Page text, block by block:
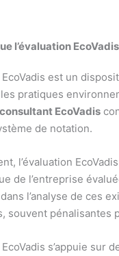
l’évaluation
EcoVadis est un
pratiques
consultant EcoVadis
de notation.
l’évaluation
de l’entreprise
l’analyse de ces
souvent pénalisantes
EcoVadis s’appuie